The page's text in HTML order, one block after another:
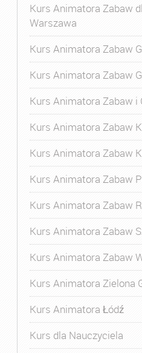
Kurs Animatora Zabaw
Warszawa
Kurs Animatora Zabaw
Kurs Animatora Zabaw
Kurs Animatora Zabaw i
Kurs Animatora Zabaw
Kurs Animatora Zabaw
Kurs Animatora Zabaw
Kurs Animatora Zabaw
Kurs Animatora Zabaw
Kurs Animatora Zabaw
Kurs Animatora Zielona
Kurs Animatora Łódź
Kurs dla Nauczyciela